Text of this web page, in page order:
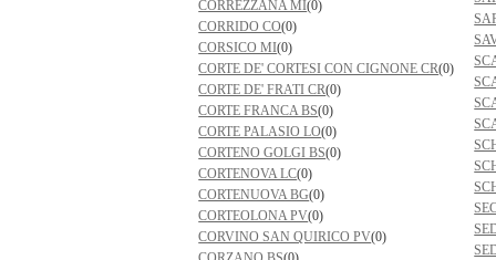
CORREZZANA MI(0)
CORRIDO CO(0)
CORSICO MI(0)
CORTE DE' CORTESI CON CIGNONE CR(0)
CORTE DE' FRATI CR(0)
CORTE FRANCA BS(0)
CORTE PALASIO LO(0)
CORTENO GOLGI BS(0)
CORTENOVA LC(0)
CORTENUOVA BG(0)
CORTEOLONA PV(0)
CORVINO SAN QUIRICO PV(0)